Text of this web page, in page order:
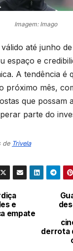
Imagem: Imago
até junho
espaço e
A tendência é
próximo mês,
que possam
parte do
de Trivela
derrota
e
empate